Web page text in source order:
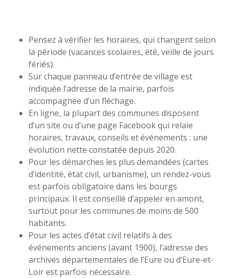
Pensez à vérifier les horaires, qui changent selon
la période (vacances scolaires, été, veille de jours
fériés).
Sur chaque panneau d’entrée de village est
indiquée l’adresse de la mairie, parfois
accompagnée d’un fléchage.
En ligne, la plupart des communes disposent
d’un site ou d’une page Facebook qui relaie
horaires, travaux, conseils et événements : une
évolution nette constatée depuis 2020.
Pour les démarches les plus demandées (cartes
d’identité, état civil, urbanisme), un rendez-vous
est parfois obligatoire dans les bourgs
principaux. Il est conseillé d’appeler en amont,
surtout pour les communes de moins de 500
habitants.
Pour les actes d’état civil relatifs à des
événements anciens (avant 1900), l’adresse des
archives départementales de l’Eure ou d’Eure-et-
Loir est parfois nécessaire.